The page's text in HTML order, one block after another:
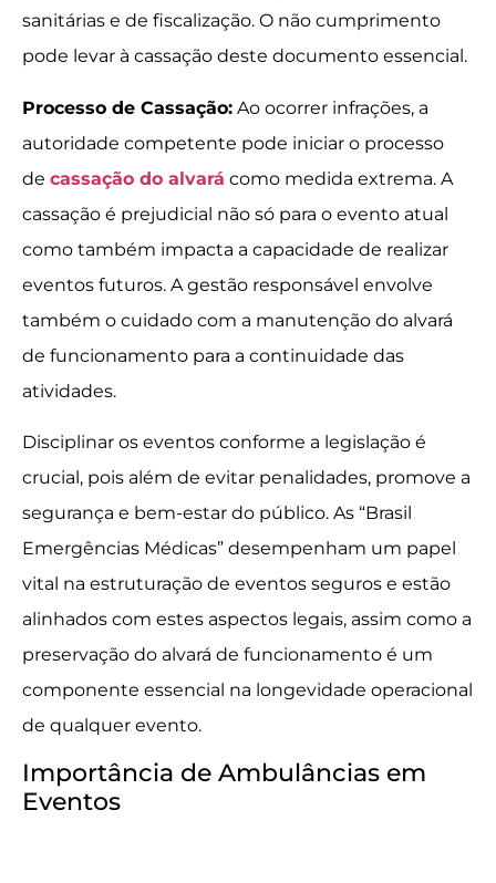
sanitárias e de fiscalização. O não cumprimento
pode levar à cassação deste documento essencial.
Processo de Cassação: Ao ocorrer infrações, a
autoridade competente pode iniciar o processo
de cassação do alvará como medida extrema. A
cassação é prejudicial não só para o evento atual
como também impacta a capacidade de realizar
eventos futuros. A gestão responsável envolve
também o cuidado com a manutenção do alvará
de funcionamento para a continuidade das
atividades.
Disciplinar os eventos conforme a legislação é
crucial, pois além de evitar penalidades, promove a
segurança e bem-estar do público. As “Brasil
Emergências Médicas” desempenham um papel
vital na estruturação de eventos seguros e estão
alinhados com estes aspectos legais, assim como a
preservação do alvará de funcionamento é um
componente essencial na longevidade operacional
de qualquer evento.
Importância de Ambulâncias em
Eventos